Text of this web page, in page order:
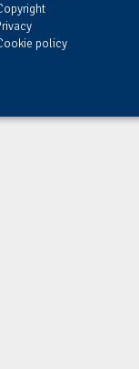
policy